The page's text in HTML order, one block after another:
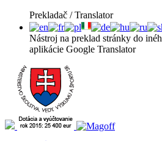
Prekladač / Translator
Nástroj na preklad stránky do
aplikácie Google Translator